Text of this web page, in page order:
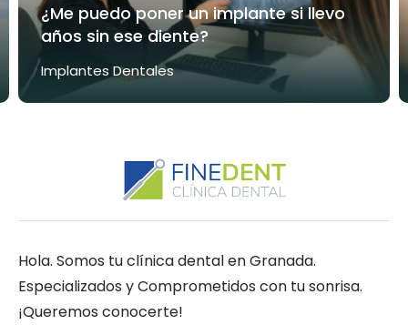
¿Me puedo poner un implante si llevo
años sin ese diente?
Implantes Dentales
Hola. Somos tu clínica dental en Granada.
Especializados y Comprometidos con tu sonrisa.
¡Queremos conocerte!